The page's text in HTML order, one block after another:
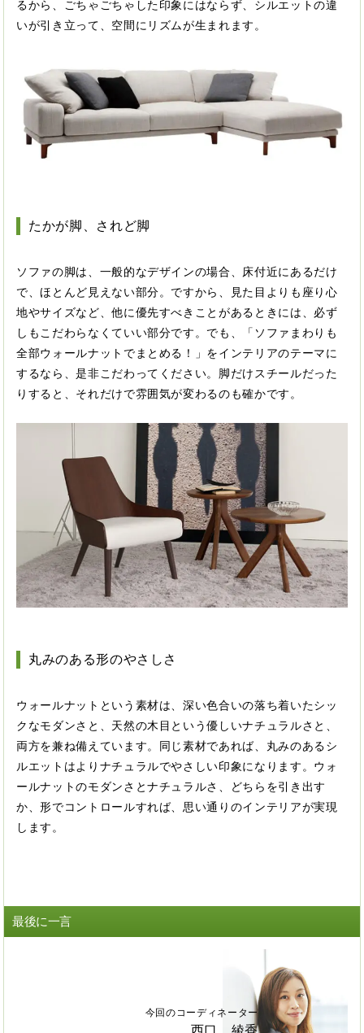
るから、ごちゃごちゃした印象にはならず、シルエットの違
いが引き立って、空間にリズムが生まれます。
たかが脚、されど脚
ソファの脚は、一般的なデザインの場合、床付近にあるだけ
で、ほとんど見えない部分。ですから、見た目よりも座り心
地やサイズなど、他に優先すべきことがあるときには、必ず
しもこだわらなくていい部分です。でも、「ソファまわりも
全部ウォールナットでまとめる！」をインテリアのテーマに
するなら、是非こだわってください。脚だけスチールだった
りすると、それだけで雰囲気が変わるのも確かです。
丸みのある形のやさしさ
ウォールナットという素材は、深い色合いの落ち着いたシッ
クなモダンさと、天然の木目という優しいナチュラルさと、
両方を兼ね備えています。同じ素材であれば、丸みのあるシ
ルエットはよりナチュラルでやさしい印象になります。ウォ
ールナットのモダンさとナチュラルさ、どちらを引き出す
か、形でコントロールすれば、思い通りのインテリアが実現
します。
最後に一言
今回のコーディネーター
西口 綾香